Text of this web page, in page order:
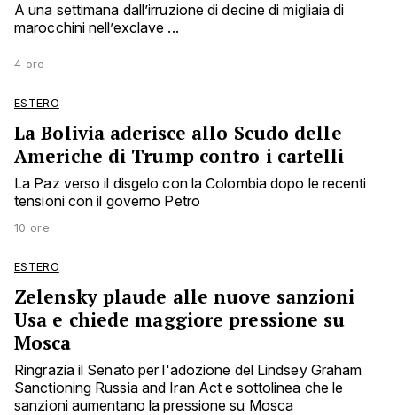
A una settimana dall’irruzione di decine di migliaia di
marocchini nell’exclave ...
4 ore
ESTERO
La Bolivia aderisce allo Scudo delle
Americhe di Trump contro i cartelli
La Paz verso il disgelo con la Colombia dopo le recenti
tensioni con il governo Petro
10 ore
ESTERO
Zelensky plaude alle nuove sanzioni
Usa e chiede maggiore pressione su
Mosca
Ringrazia il Senato per l'adozione del Lindsey Graham
Sanctioning Russia and Iran Act e sottolinea che le
sanzioni aumentano la pressione su Mosca